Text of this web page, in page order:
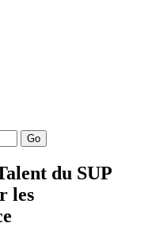
Go
du SUP
les